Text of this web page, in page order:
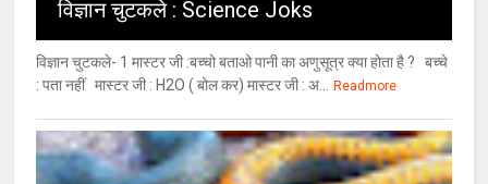
विज्ञान चुटकले : Science Joks
विज्ञान चुटकले- 1 मास्टर जी :बच्चो बताओ पानी का अणुसूत्र क्या होता है ? बच्चे
: पता नहीं मास्टर जी : H2O ( बोल कर) मास्टर जी : अ...
Readmore